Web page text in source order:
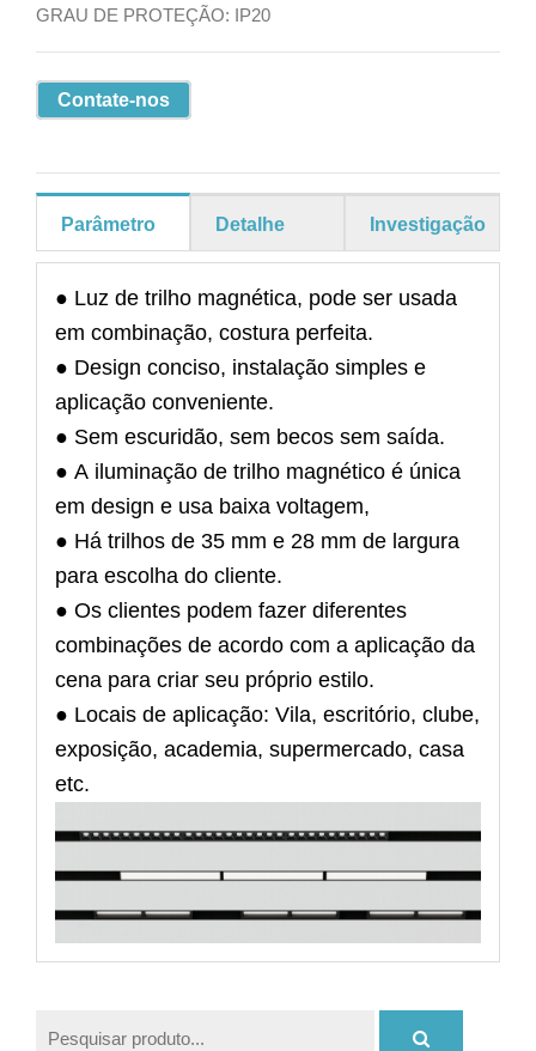
GRAU DE PROTEÇÃO: IP20
Contate-nos
Parâmetro Detalhe Investigação
● Luz de trilho magnética, pode ser usada
em combinação, costura perfeita.
● Design conciso, instalação simples e
aplicação conveniente.
● Sem escuridão, sem becos sem saída.
● A iluminação de trilho magnético é única
em design e usa baixa voltagem,
● Há trilhos de 35 mm e 28 mm de largura
para escolha do cliente.
● Os clientes podem fazer diferentes
combinações de acordo com a aplicação da
cena para criar seu próprio estilo.
● Locais de aplicação: Vila, escritório, clube,
exposição, academia, supermercado, casa
etc.